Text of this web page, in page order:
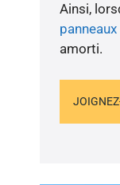
Ainsi,
amorti.